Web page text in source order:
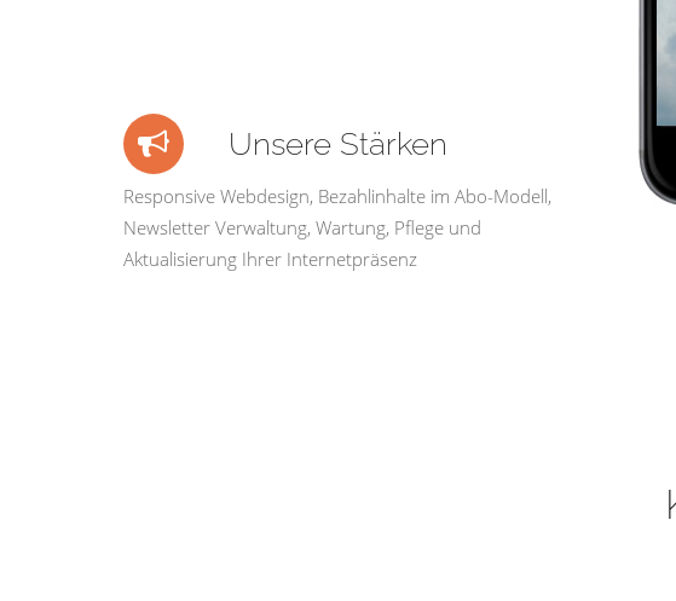
Unsere Stärken
Responsive Webdesign, Bezahlinhalte im Abo-Modell,
Newsletter Verwaltung, Wartung, Pflege und
Aktualisierung Ihrer Internetpräsenz